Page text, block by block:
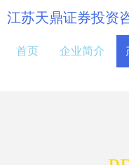
江苏天鼎证券投资
首页 企业简介